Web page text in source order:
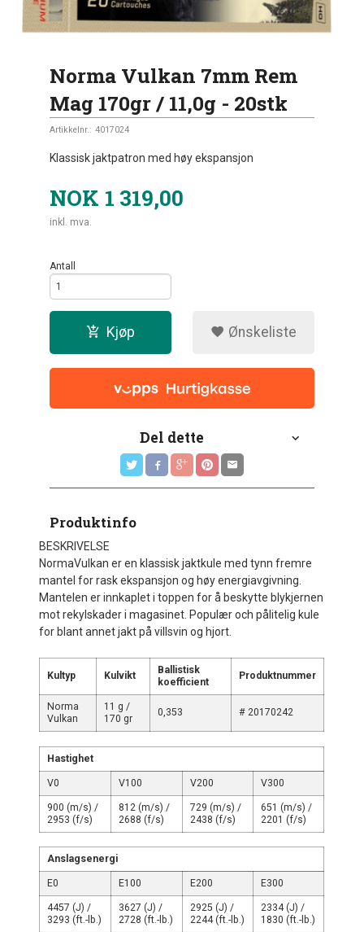
Norma Vulkan 7mm Rem
Mag 170gr / 11,0g - 20stk
Artikkelnr.: 4017024
Klassisk jaktpatron med høy ekspansjon
NOK 1 319,00
inkl. mva.
Antall
Kjøp Ønskeliste
Del dette
Produktinfo
BESKRIVELSE
NormaVulkan er en klassisk jaktkule med tynn fremre
mantel for rask ekspansjon og høy energiavgivning.
Mantelen er innkaplet i toppen for å beskytte blykjernen
mot rekylskader i magasinet. Populær och pålitelig kule
for blant annet jakt på villsvin og hjort.
Kultyp Kulvikt
Ballistisk
koefficient
Produktnummer
Norma
Vulkan
11 g /
170 gr
0,353 # 20170242
Hastighet
V0 V100 V200 V300
900 (m/s) /
2953 (f/s)
812 (m/s) /
2688 (f/s)
729 (m/s) /
2438 (f/s)
651 (m/s) /
2201 (f/s)
Anslagsenergi
E0 E100 E200 E300
4457 (J) /
3293 (ft.-lb.)
3627 (J) /
2728 (ft.-lb.)
2925 (J) /
2244 (ft.-lb.)
2334 (J) /
1830 (ft.-lb.)